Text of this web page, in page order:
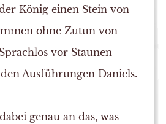
König einen Stein von
ohne Zutun von
vor Staunen
Ausführungen Daniels.
genau an das, was